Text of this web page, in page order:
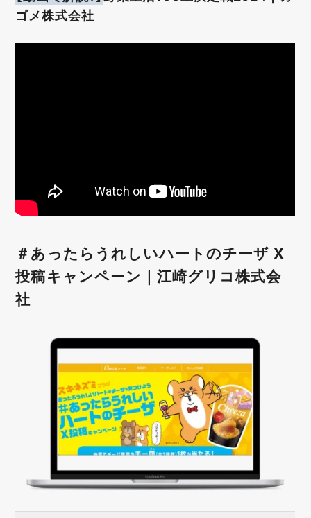
ゴメ株式会社
＃あったらうれしいハートのチーザ X
投稿キャンペーン｜江崎グリコ株式会
社